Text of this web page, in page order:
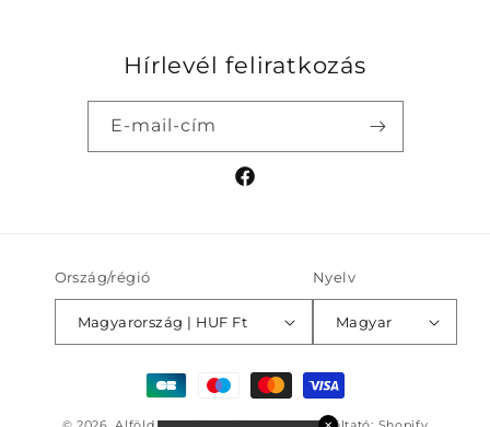
Hírlevél feliratkozás
E-mail-cím
Facebook
Ország/régió
Magyarország | HUF Ft
Nyelv
Magyar
Fizetési
módok